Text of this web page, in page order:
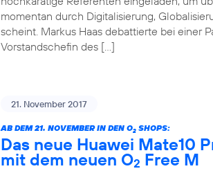
momentan durch Digitalisierung,
scheint. Markus Haas debattierte bei einer
Vorstandschefin des […]
21. November 2017
AB DEM 21. NOVEMBER IN DEN O2 SHOPS:
Das neue Huawei Mate10
mit dem neuen O2 Free M